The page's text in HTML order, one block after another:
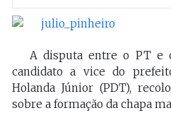
A disputa entre o PT e
candidato a vice do
Holanda Júnior (PDT),
sobre a formação da chapa